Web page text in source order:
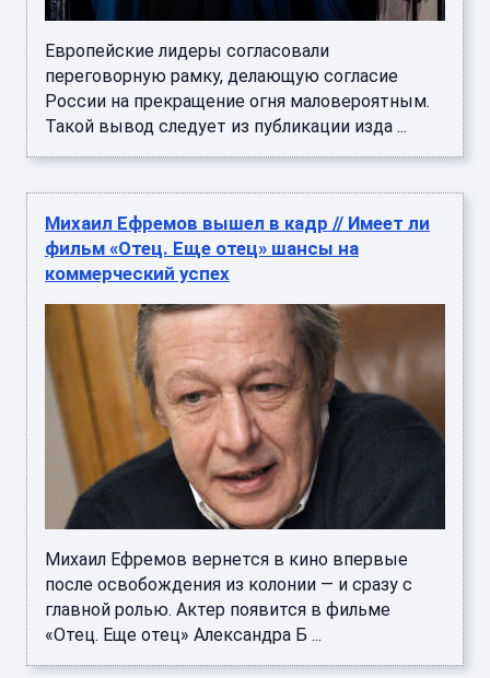
Европейские лидеры согласовали
переговорную рамку, делающую согласие
России на прекращение огня маловероятным.
Такой вывод следует из публикации изда ...
Михаил Ефремов вышел в кадр // Имеет ли
фильм «Отец. Еще отец» шансы на
коммерческий успех
Михаил Ефремов вернется в кино впервые
после освобождения из колонии — и сразу с
главной ролью. Актер появится в фильме
«Отец. Еще отец» Александра Б ...